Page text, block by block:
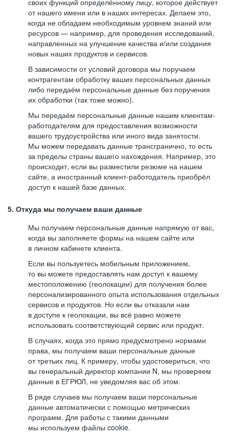
своих функций определённому лицу, которое действует
от нашего имени или в наших интересах. Делаем это,
когда не обладаем необходимым уровнем знаний или
ресурсов — например, для проведения исследований,
направленных на улучшение качества и/или создания
новых наших продуктов и сервисов.
В зависимости от условий договора мы поручаем
контрагентам обработку ваших персональных данных
либо передаём персональные данные без поручения
их обработки (так тоже можно).
Мы передаём персональные данные нашим клиентам-
работодателям для предоставления возможности
вашего трудоустройства или иного вида занятости.
Мы можем передавать данные трансгранично, то есть
за пределы страны вашего нахождения. Например, это
происходит, если вы разместили резюме на нашем
сайте, а иностранный клиент-работодатель приобрёл
доступ к нашей базе данных.
5. Откуда мы получаем ваши данные
Мы получаем персональные данные напрямую от вас,
когда вы заполняете формы на нашем сайте или
в личном кабинете клиента.
Если вы пользуетесь мобильным приложением,
то вы можете предоставлять нам доступ к вашему
местоположению (геолокации) для получения более
персонализированного опыта использования отдельных
сервисов и продуктов. Но если вы отказали нам
в доступе к геолокации, вы всё равно можете
использовать соответствующий сервис или продукт.
В случаях, когда это прямо предусмотрено нормами
права, мы получаем ваши персональные данные
от третьих лиц. К примеру, чтобы удостовериться, что
вы генеральный директор компании N, мы проверяем
данные в ЕГРЮЛ, не уведомляя вас об этом.
В ряде случаев мы получаем ваши персональные
данные автоматически с помощью метрических
программ. Для работы с такими данными
мы используем файлы cookie.